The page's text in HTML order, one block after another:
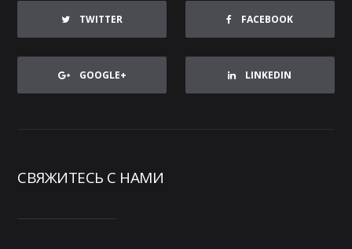
TWITTER FACEBOOK
GOOGLE+ LINKEDIN
СВЯЖИТЕСЬ С НАМИ